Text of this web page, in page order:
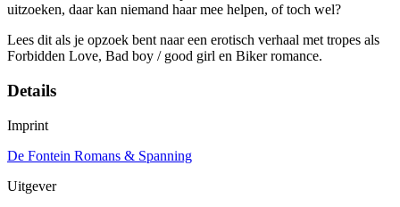
uitzoeken, daar kan niemand haar mee helpen, of toch wel?
Lees dit als je opzoek bent naar een erotisch verhaal met tropes als
Forbidden Love, Bad boy / good girl en Biker romance.
Details
Imprint
De Fontein Romans & Spanning
Uitgever